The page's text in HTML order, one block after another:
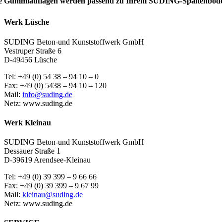
Werk Lüsche
SUDING Beton-und Kunststoffwerk GmbH
Vestruper Straße 6
D-49456 Lüsche
Tel: +49 (0) 54 38 – 94 10 – 0
Fax: +49 (0) 5438 – 94 10 – 120
Mail: info@suding.de
Netz: www.suding.de
Werk Kleinau
SUDING Beton-und Kunststoffwerk GmbH
Dessauer Straße 1
D-39619 Arendsee-Kleinau
Tel: +49 (0) 39 399 – 9 66 66
Fax: +49 (0) 39 399 – 9 67 99
Mail: kleinau@suding.de
Netz: www.suding.de